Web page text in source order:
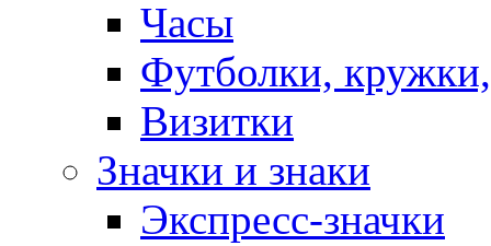
Часы
Футболки,
Визитки
Значки и знаки
Экспресс-значки